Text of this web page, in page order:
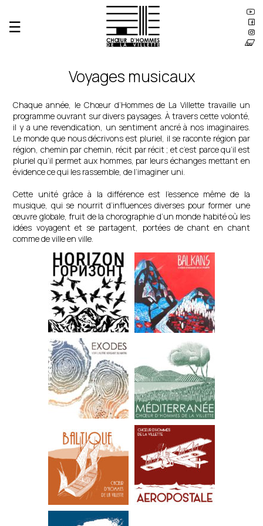
☰
Musique
Orient-Express
Aéropostale
Baltique
Méditerranée
Exodes
Balkans
Horizon
Architecture
Expérimentations spatiales
Scénographie
Analyses acoustiques
Agenda
Voyages musicaux
Chaque année, le Chœur d’Hommes de La Villette travaille un
programme ouvrant sur divers paysages. À travers cette volonté,
il y a une revendication, un sentiment ancré à nos imaginaires.
Le monde que nous décrivons est pluriel, il se raconte région par
région, chemin par chemin, récit par récit ; et c’est parce qu’il est
pluriel qu’il permet aux hommes, par leurs échanges mettant en
évidence ce qui les rassemble, de l’imaginer uni.
Cette unité grâce à la différence est l’essence même de la
musique, qui se nourrit d’influences diverses pour former une
œuvre globale, fruit de la chorographie d’un monde habité où les
idées voyagent et se partagent, portées de chant en chant
comme de ville en ville.